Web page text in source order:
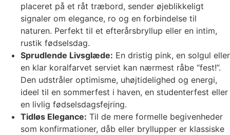
placeret på et råt træbord, sender øjeblikkeligt
signaler om elegance, ro og en forbindelse til
naturen. Perfekt til et efterårsbryllup eller en intim,
rustik fødselsdag.
Sprudlende Livsglæde: En dristig pink, en solgul eller
en klar koralfarvet serviet kan nærmest råbe “fest!”.
Den udstråler optimisme, uhøjtidelighed og energi,
ideel til en sommerfest i haven, en studenterfest eller
en livlig fødselsdagsfejring.
Tidløs Elegance: Til de mere formelle begivenheder
som konfirmationer, dåb eller bryllupper er klassiske